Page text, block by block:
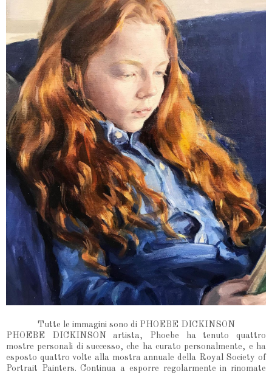
Tutte le immagini sono di PHOEBE DICKINSON
PHOEBE DICKINSON artista, Phoebe ha tenuto quattro
mostre personali di successo, che ha curato personalmente, e ha
esposto quattro volte alla mostra annuale della Royal Society of
Portrait Painters. Continua a esporre regolarmente in rinomate